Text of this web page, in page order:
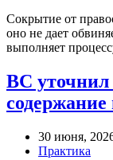
Сокрытие от
оно не дает
выполняет
ВС уточнил
30 июня,
Практика